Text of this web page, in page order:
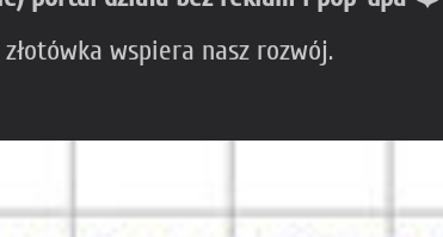
wspiera nasz rozwój.